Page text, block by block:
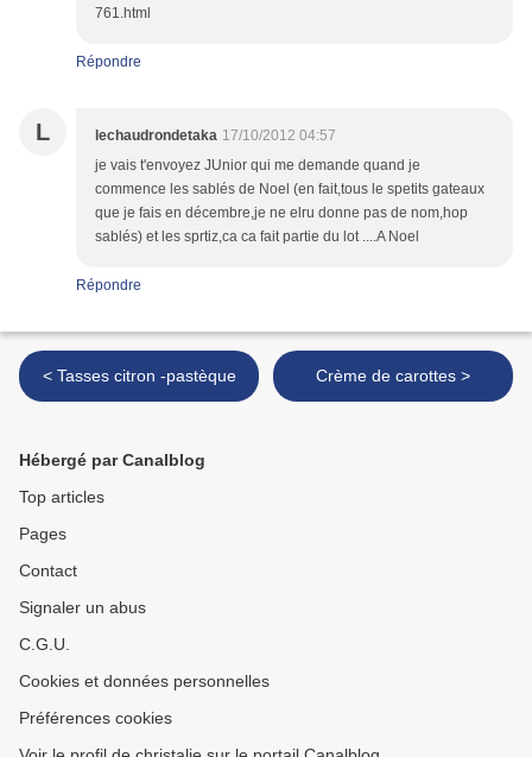
761.html
Répondre
L lechaudrondetaka 17/10/2012 04:57
je vais t'envoyez JUnior qui me demande quand je
commence les sablés de Noel (en fait,tous le spetits gateaux
que je fais en décembre,je ne elru donne pas de nom,hop
sablés) et les sprtiz,ca ca fait partie du lot ....A Noel
Répondre
< Tasses citron -pastèque Crème de carottes >
Hébergé par Canalblog
Top articles
Pages
Contact
Signaler un abus
C.G.U.
Cookies et données personnelles
Préférences cookies